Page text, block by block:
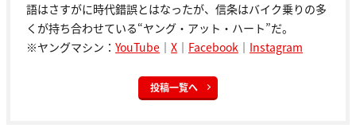
語はさすがに時代錯誤とはなったが、信条はバイク乗りの多
くが持ち合わせている“ヤング・アット・ハート”だ。
※ヤングマシン： YouTube ｜ X ｜ Facebook ｜ Instagram
投稿一覧へ